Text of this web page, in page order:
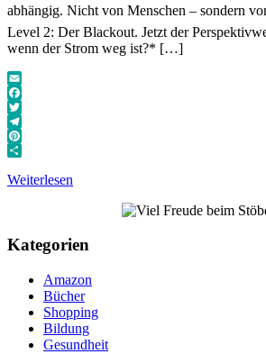
abhängig. Nicht von Menschen – sondern
Level 2: Der Blackout. Jetzt der
wenn der Strom weg ist?* […]
Email
Facebook
Twitter
Telegram
Pinterest
Weiterlesen
Kategorien
Amazon
Bücher
Shopping
Bildung
Gesundheit